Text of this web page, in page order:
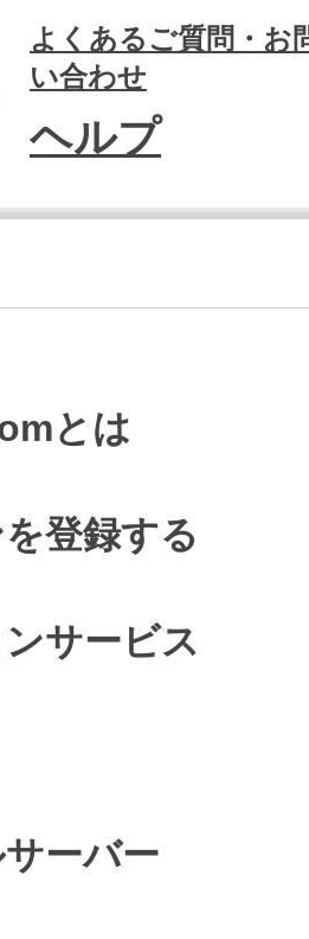
よくあるご質問・お
い合わせ
ヘルプ
とは
を登録する
サービス
ーバー